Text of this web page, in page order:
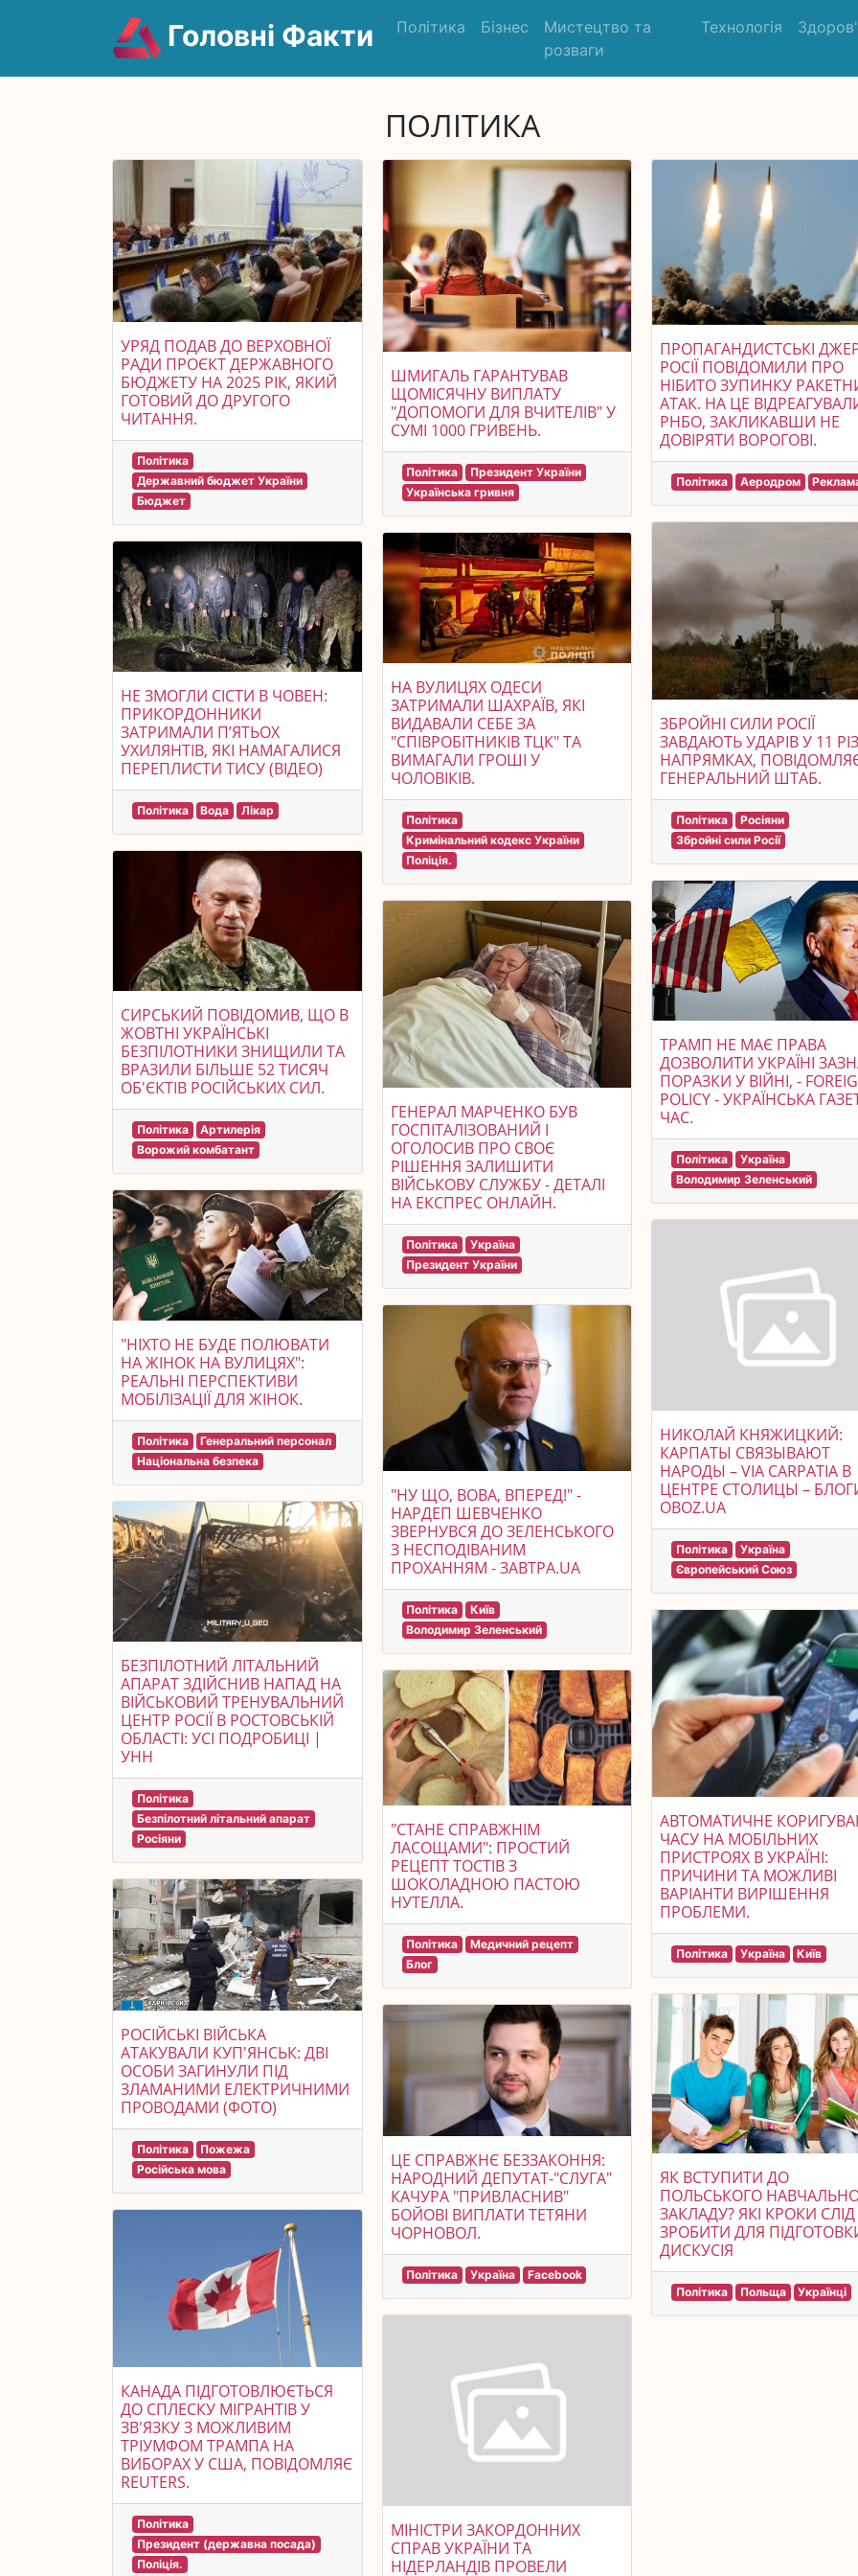
Головні Факти Політика Бізнес
Мистецтво та
розваги
Технологія
ПОЛІТИКА
УРЯД ПОДАВ ДО ВЕРХОВНОЇ
РАДИ ПРОЄКТ ДЕРЖАВНОГО
БЮДЖЕТУ НА 2025 РІК, ЯКИЙ
ГОТОВИЙ ДО ДРУГОГО
ЧИТАННЯ.
Політика
Державний бюджет України
Бюджет
НЕ ЗМОГЛИ СІСТИ В ЧОВЕН:
ПРИКОРДОННИКИ
ЗАТРИМАЛИ П’ЯТЬОХ
УХИЛЯНТІВ, ЯКІ НАМАГАЛИСЯ
ПЕРЕПЛИСТИ ТИСУ (ВІДЕО)
Політика Вода Лікар
СИРСЬКИЙ ПОВІДОМИВ, ЩО В
ЖОВТНІ УКРАЇНСЬКІ
БЕЗПІЛОТНИКИ ЗНИЩИЛИ ТА
ВРАЗИЛИ БІЛЬШЕ 52 ТИСЯЧ
ОБ'ЄКТІВ РОСІЙСЬКИХ СИЛ.
Політика
Артилерія
Ворожий комбатант
"НІХТО НЕ БУДЕ ПОЛЮВАТИ
НА ЖІНОК НА ВУЛИЦЯХ":
РЕАЛЬНІ ПЕРСПЕКТИВИ
МОБІЛІЗАЦІЇ ДЛЯ ЖІНОК.
Політика
Генеральний персонал
Національна безпека
БЕЗПІЛОТНИЙ ЛІТАЛЬНИЙ
АПАРАТ ЗДІЙСНИВ НАПАД НА
ВІЙСЬКОВИЙ ТРЕНУВАЛЬНИЙ
ЦЕНТР РОСІЇ В РОСТОВСЬКІЙ
ОБЛАСТІ: УСІ ПОДРОБИЦІ |
УНН
Політика
Безпілотний літальний апарат
Росіяни
РОСІЙСЬКІ ВІЙСЬКА
АТАКУВАЛИ КУП'ЯНСЬК: ДВІ
ОСОБИ ЗАГИНУЛИ ПІД
ЗЛАМАНИМИ ЕЛЕКТРИЧНИМИ
ПРОВОДАМИ (ФОТО)
Політика
Пожежа
Російська мова
КАНАДА ПІДГОТОВЛЮЄТЬСЯ
ДО СПЛЕСКУ МІГРАНТІВ У
ЗВ'ЯЗКУ З МОЖЛИВИМ
ТРІУМФОМ ТРАМПА НА
ВИБОРАХ У США, ПОВІДОМЛЯЄ
REUTERS.
Політика
Президент (державна посада)
Поліція.
ШМИГАЛЬ ГАРАНТУВАВ
ЩОМІСЯЧНУ ВИПЛАТУ
"ДОПОМОГИ ДЛЯ ВЧИТЕЛІВ" У
СУМІ 1000 ГРИВЕНЬ.
Політика
Президент України
Українська гривня
НА ВУЛИЦЯХ ОДЕСИ
ЗАТРИМАЛИ ШАХРАЇВ, ЯКІ
ВИДАВАЛИ СЕБЕ ЗА
"СПІВРОБІТНИКІВ ТЦК" ТА
ВИМАГАЛИ ГРОШІ У
ЧОЛОВІКІВ.
Політика
Кримінальний кодекс України
Поліція.
ГЕНЕРАЛ МАРЧЕНКО БУВ
ГОСПІТАЛІЗОВАНИЙ І
ОГОЛОСИВ ПРО СВОЄ
РІШЕННЯ ЗАЛИШИТИ
ВІЙСЬКОВУ СЛУЖБУ - ДЕТАЛІ
НА ЕКСПРЕС ОНЛАЙН.
Політика
Україна
Президент України
"НУ ЩО, ВОВА, ВПЕРЕД!" -
НАРДЕП ШЕВЧЕНКО
ЗВЕРНУВСЯ ДО ЗЕЛЕНСЬКОГО
З НЕСПОДІВАНИМ
ПРОХАННЯМ - ЗАВТРА.UA
Політика
Київ
Володимир Зеленський
"СТАНЕ СПРАВЖНІМ
ЛАСОЩАМИ": ПРОСТИЙ
РЕЦЕПТ ТОСТІВ З
ШОКОЛАДНОЮ ПАСТОЮ
НУТЕЛЛА.
Політика
Медичний рецепт
Блог
ЦЕ СПРАВЖНЄ БЕЗЗАКОННЯ:
НАРОДНИЙ ДЕПУТАТ-"СЛУГА"
КАЧУРА "ПРИВЛАСНИВ"
БОЙОВІ ВИПЛАТИ ТЕТЯНИ
ЧОРНОВОЛ.
Політика Україна Facebook
МІНІСТРИ ЗАКОРДОННИХ
СПРАВ УКРАЇНИ ТА
НІДЕРЛАНДІВ ПРОВЕЛИ
ПРОПАГАНДИСТСЬКІ
РОСІЇ ПОВІДОМИЛИ ПРО
НІБИТО ЗУПИНКУ
АТАК. НА ЦЕ
РНБО, ЗАКЛИКАВШИ НЕ
ДОВІРЯТИ ВОРОГОВІ.
Політика Аеродром
ЗБРОЙНІ СИЛИ РОСІЇ
ЗАВДАЮТЬ УДАРІВ У 11
НАПРЯМКАХ,
ГЕНЕРАЛЬНИЙ ШТАБ.
Політика
Росіяни
Збройні сили Росії
ТРАМП НЕ МАЄ ПРАВА
ДОЗВОЛИТИ УКРАЇНІ
ПОРАЗКИ У ВІЙНІ, -
POLICY - УКРАЇНСЬКА
ЧАС.
Політика
Україна
Володимир Зеленський
НИКОЛАЙ КНЯЖИЦКИЙ:
КАРПАТЫ СВЯЗЫВАЮТ
НАРОДЫ – VIA CARPATIA В
ЦЕНТРЕ СТОЛИЦЫ –
OBOZ.UA
Політика
Україна
Європейський Союз
АВТОМАТИЧНЕ
ЧАСУ НА МОБІЛЬНИХ
ПРИСТРОЯХ В УКРАЇНІ:
ПРИЧИНИ ТА МОЖЛИВІ
ВАРІАНТИ ВИРІШЕННЯ
ПРОБЛЕМИ.
Політика Україна Київ
ЯК ВСТУПИТИ ДО
ПОЛЬСЬКОГО
ЗАКЛАДУ? ЯКІ КРОКИ СЛІД
ЗРОБИТИ ДЛЯ
ДИСКУСІЯ
Політика Польща Українці